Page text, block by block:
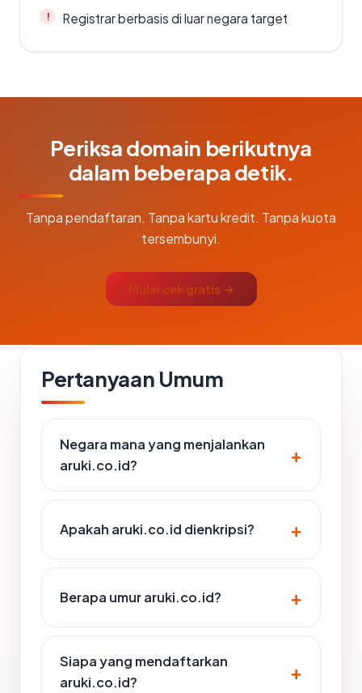
Registrar berbasis di luar negara target
Periksa domain berikutnya
dalam beberapa detik.
Tanpa pendaftaran. Tanpa kartu kredit. Tanpa kuota
tersembunyi.
Mulai cek gratis →
Pertanyaan Umum
Negara mana yang menjalankan
aruki.co.id?
Apakah aruki.co.id dienkripsi?
Berapa umur aruki.co.id?
Siapa yang mendaftarkan
aruki.co.id?